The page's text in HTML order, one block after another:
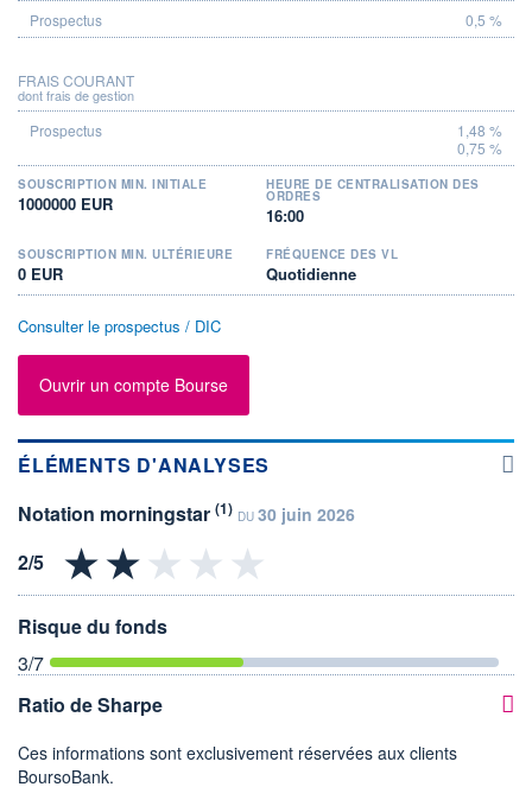
0,5 %
FRAIS COURANT
dont frais de gestion
1,48 %
0,75 %
SOUSCRIPTION MIN. INITIALE
1000000 EUR
HEURE DE CENTRALISATION DES
ORDRES
16:00
SOUSCRIPTION MIN. ULTÉRIEURE
0 EUR
FRÉQUENCE DES VL
Quotidienne
Consulter le prospectus / DIC
Ouvrir un compte Bourse
ÉLÉMENTS D'ANALYSES
Notation morningstar (1) DU 30 juin 2026
Risque du fonds
3/7
Ratio de Sharpe
Ces informations sont exclusivement réservées aux clients
BoursoBank.